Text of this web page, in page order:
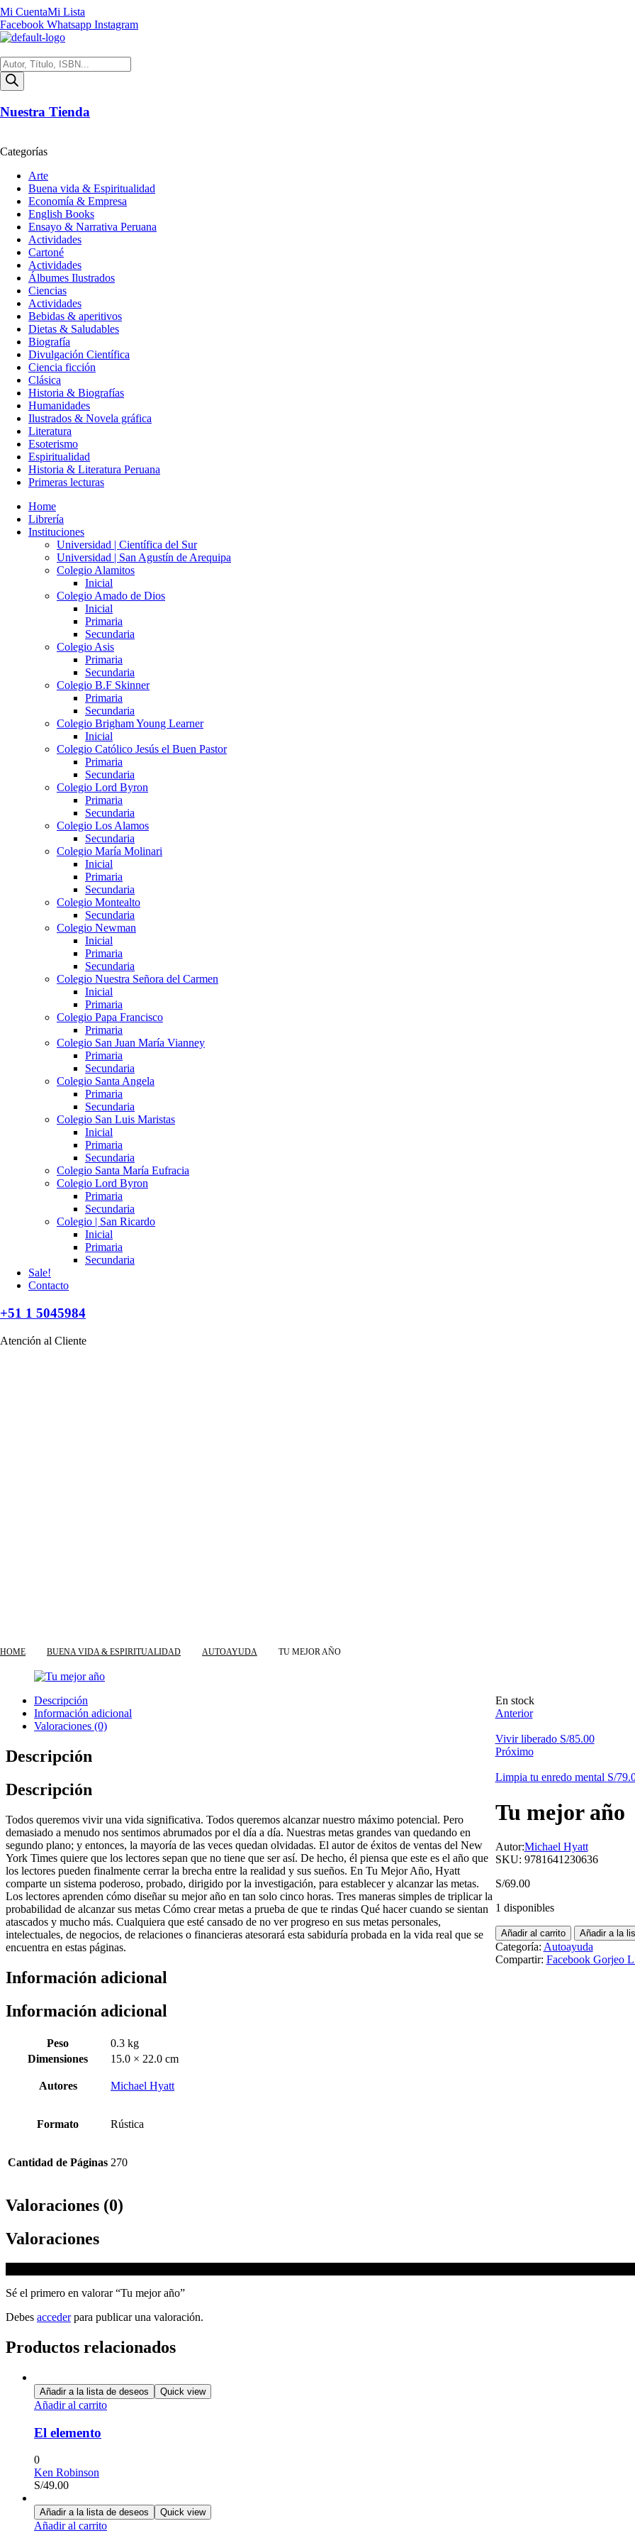
Mi CuentaMi Lista
Facebook Whatsapp Instagram
Búsqueda
de
productos
Nuestra Tienda
Categorías
Arte
Buena vida & Espiritualidad
Economía & Empresa
English Books
Ensayo & Narrativa Peruana
Actividades
Cartoné
Actividades
Álbumes Ilustrados
Ciencias
Actividades
Bebidas & aperitivos
Dietas & Saludables
Biografía
Divulgación Científica
Ciencia ficción
Clásica
Historia & Biografías
Humanidades
Ilustrados & Novela gráfica
Literatura
Esoterismo
Espiritualidad
Historia & Literatura Peruana
Primeras lecturas
Home
Librería
Instituciones
Universidad | Científica del Sur
Universidad | San Agustín de Arequipa
Colegio Alamitos
Inicial
Colegio Amado de Dios
Inicial
Primaria
Secundaria
Colegio Asis
Primaria
Secundaria
Colegio B.F Skinner
Primaria
Secundaria
Colegio Brigham Young Learner
Inicial
Colegio Católico Jesús el Buen Pastor
Primaria
Secundaria
Colegio Lord Byron
Primaria
Secundaria
Colegio Los Alamos
Secundaria
Colegio María Molinari
Inicial
Primaria
Secundaria
Colegio Montealto
Secundaria
Colegio Newman
Inicial
Primaria
Secundaria
Colegio Nuestra Señora del Carmen
Inicial
Primaria
Colegio Papa Francisco
Primaria
Colegio San Juan María Vianney
Primaria
Secundaria
Colegio Santa Angela
Primaria
Secundaria
Colegio San Luis Maristas
Inicial
Primaria
Secundaria
Colegio Santa María Eufracia
Colegio Lord Byron
Primaria
Secundaria
Colegio | San Ricardo
Inicial
Primaria
Secundaria
Sale!
Contacto
+51 1 5045984
Atención al Cliente
HOME BUENA VIDA & ESPIRITUALIDAD AUTOAYUDA TU MEJOR AÑO
Disponibilidad:
En stock
Anterior
Vivir liberado S/85.00
Próximo
Limpia tu enredo mental S/
Tu mejor año
Autor:Michael Hyatt
SKU: 9781641230636
S/69.00
1 disponibles
Añadir al carrito Añadir a la
Categoría: Autoayuda
Compartir: Facebook Gorjeo
Descripción
Información adicional
Valoraciones (0)
Descripción
Descripción
Todos queremos vivir una vida significativa. Todos queremos alcanzar nuestro máximo potencial. Pero
demasiado a menudo nos sentimos abrumados por el día a día. Nuestras metas grandes van quedando en
segundo plano; y entonces, la mayoría de las veces quedan olvidadas. El autor de éxitos de ventas del New
York Times quiere que los lectores sepan que no tiene que ser así. De hecho, él piensa que este es el año que
los lectores pueden finalmente cerrar la brecha entre la realidad y sus sueños. En Tu Mejor Año, Hyatt
comparte un sistema poderoso, probado, dirigido por la investigación, para establecer y alcanzar las metas.
Los lectores aprenden cómo diseñar su mejor año en tan solo cinco horas. Tres maneras simples de triplicar la
probabilidad de alcanzar sus metas Cómo crear metas a prueba de que te rindas Qué hacer cuando se sientan
atascados y mucho más. Cualquiera que esté cansado de no ver progreso en sus metas personales,
intelectuales, de negocios, de relaciones o financieras atesorará esta sabiduría probada en la vida real que se
encuentra en estas páginas.
Información adicional
Información adicional
Peso
0.3 kg
Dimensiones
15.0 × 22.0 cm
Autores Michael Hyatt
Formato Rústica
Cantidad de Páginas 270
Valoraciones (0)
Valoraciones
Sé el primero en valorar “Tu mejor año”
Debes accederpara publicar una valoración.
Productos relacionados
Añadir a la lista de deseos Quick view
Añadir al carrito
El elemento
0
Ken Robinson
S/49.00
Añadir a la lista de deseos Quick view
Añadir al carrito